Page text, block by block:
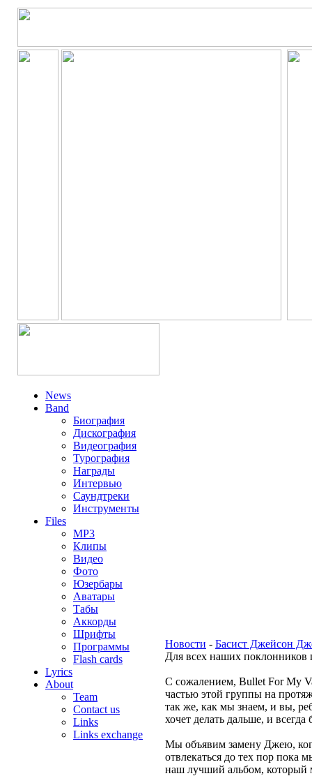
News
Band
Биография
Дискография
Видеография
Турография
Награды
Интервью
Саундтреки
Инструменты
Files
MP3
Клипы
Видео
Фото
Юзербары
Аватары
Табы
Аккорды
Шрифты
Программы
Flash cards
Lyrics
About
Team
Contact us
Links
Links exchange
Новости - Басист Джейсон
Для всех наших поклонников
С сожалением, Bullet For My
частью этой группы на
так же, как мы знаем, и вы,
хочет делать дальше, и
Мы объявим замену Джею,
отвлекаться до тех пор пока
наш лучший альбом, который